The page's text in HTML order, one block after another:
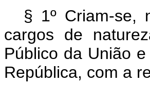
§ 1º Criam-se,
cargos de
Público da União
República, com a